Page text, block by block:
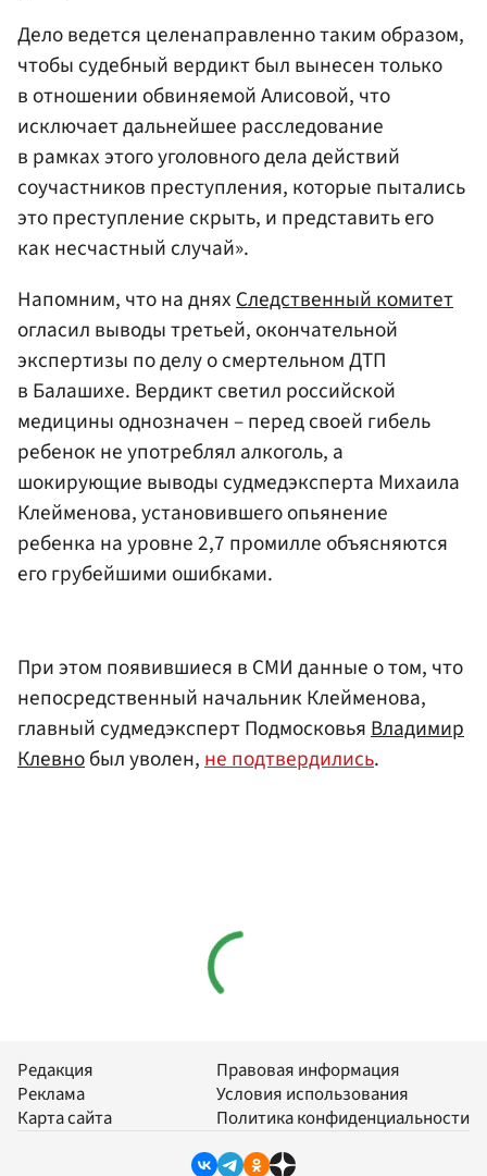
Дело ведется целенаправленно таким образом,
чтобы судебный вердикт был вынесен только
в отношении обвиняемой Алисовой, что
исключает дальнейшее расследование
в рамках этого уголовного дела действий
соучастников преступления, которые пытались
это преступление скрыть, и представить его
как несчастный случай».
Напомним, что на дняхСледственный комитет
огласил выводы третьей, окончательной
экспертизы по делу о смертельном ДТП
в Балашихе. Вердикт светил российской
медицины однозначен – перед своей гибель
ребенок не употреблял алкоголь, а
шокирующие выводы судмедэксперта Михаила
Клейменова, установившего опьянение
ребенка на уровне 2,7 промилле объясняются
его грубейшими ошибками.
При этом появившиеся в СМИ данные о том, что
непосредственный начальник Клейменова,
главный судмедэксперт ПодмосковьяВладимир
Клевнобыл уволен,не подтвердились.
Редакция
Реклама
Карта сайта
Правовая информация
Условия использования
Политика конфиденциальности